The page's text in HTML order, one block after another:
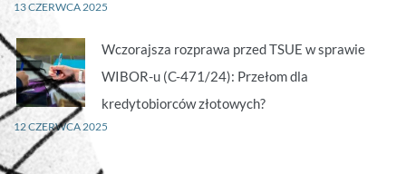
13 CZERWCA 2025
Wczorajsza rozprawa przed TSUE w sprawie
WIBOR-u (C-471/24): Przełom dla
kredytobiorców złotowych?
12 CZERWCA 2025